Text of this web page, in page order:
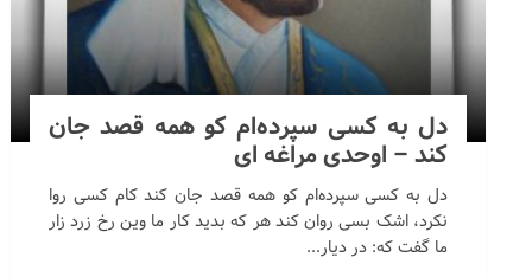
دل به کسی سپرده‌ام کو همه قصد جان
کند – اوحدی مراغه ای
دل به کسی سپرده‌ام کو همه قصد جان کند کام کسی روا
نکرد، اشک بسی روان کند هر که بدید کار ما وین رخ زرد زار
ما گفت که: در دیار...